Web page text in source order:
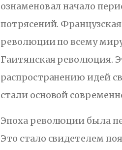
ознаменовал начало
потрясений.
революции по всему
Гаитянская революция.
распространению идей
стали основой
Эпоха революции была
Это стало свидетелем